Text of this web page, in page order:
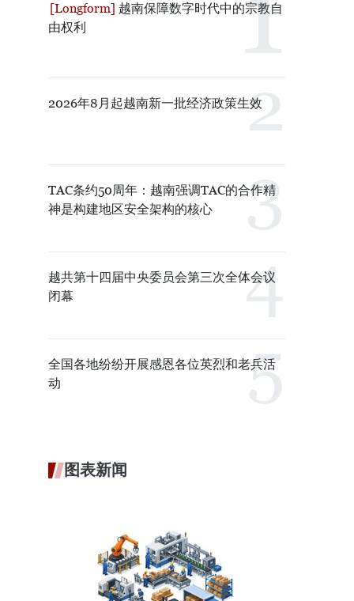
越南保障数字时代中的宗教自
由权利
2026年8月起越南新一批经济政策生效
TAC条约50周年：越南强调TAC的合作精
神是构建地区安全架构的核心
越共第十四届中央委员会第三次全体会议
闭幕
全国各地纷纷开展感恩各位英烈和老兵活
动
图表新闻